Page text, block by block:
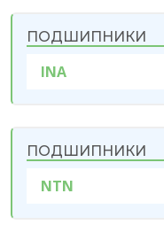
ПОДШИПНИКИ
INA
ПОДШИПНИКИ
NTN